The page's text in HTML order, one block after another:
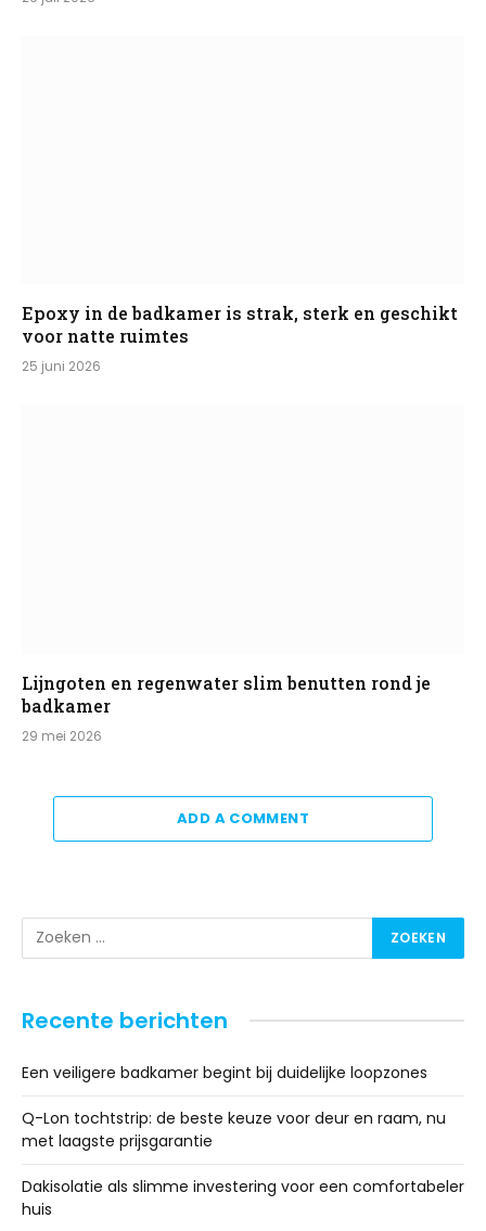
Epoxy in de badkamer is strak, sterk en geschikt
voor natte ruimtes
25 juni 2026
Lijngoten en regenwater slim benutten rond je
badkamer
29 mei 2026
ADD A COMMENT
Recente berichten
Een veiligere badkamer begint bij duidelijke loopzones
Q-Lon tochtstrip: de beste keuze voor deur en raam, nu
met laagste prijsgarantie
Dakisolatie als slimme investering voor een comfortabeler
huis